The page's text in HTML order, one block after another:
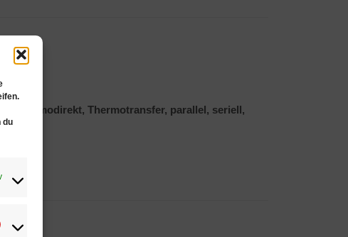
du
Statistiken
Thermodirekt, Thermotransfer, parallel, seriell,